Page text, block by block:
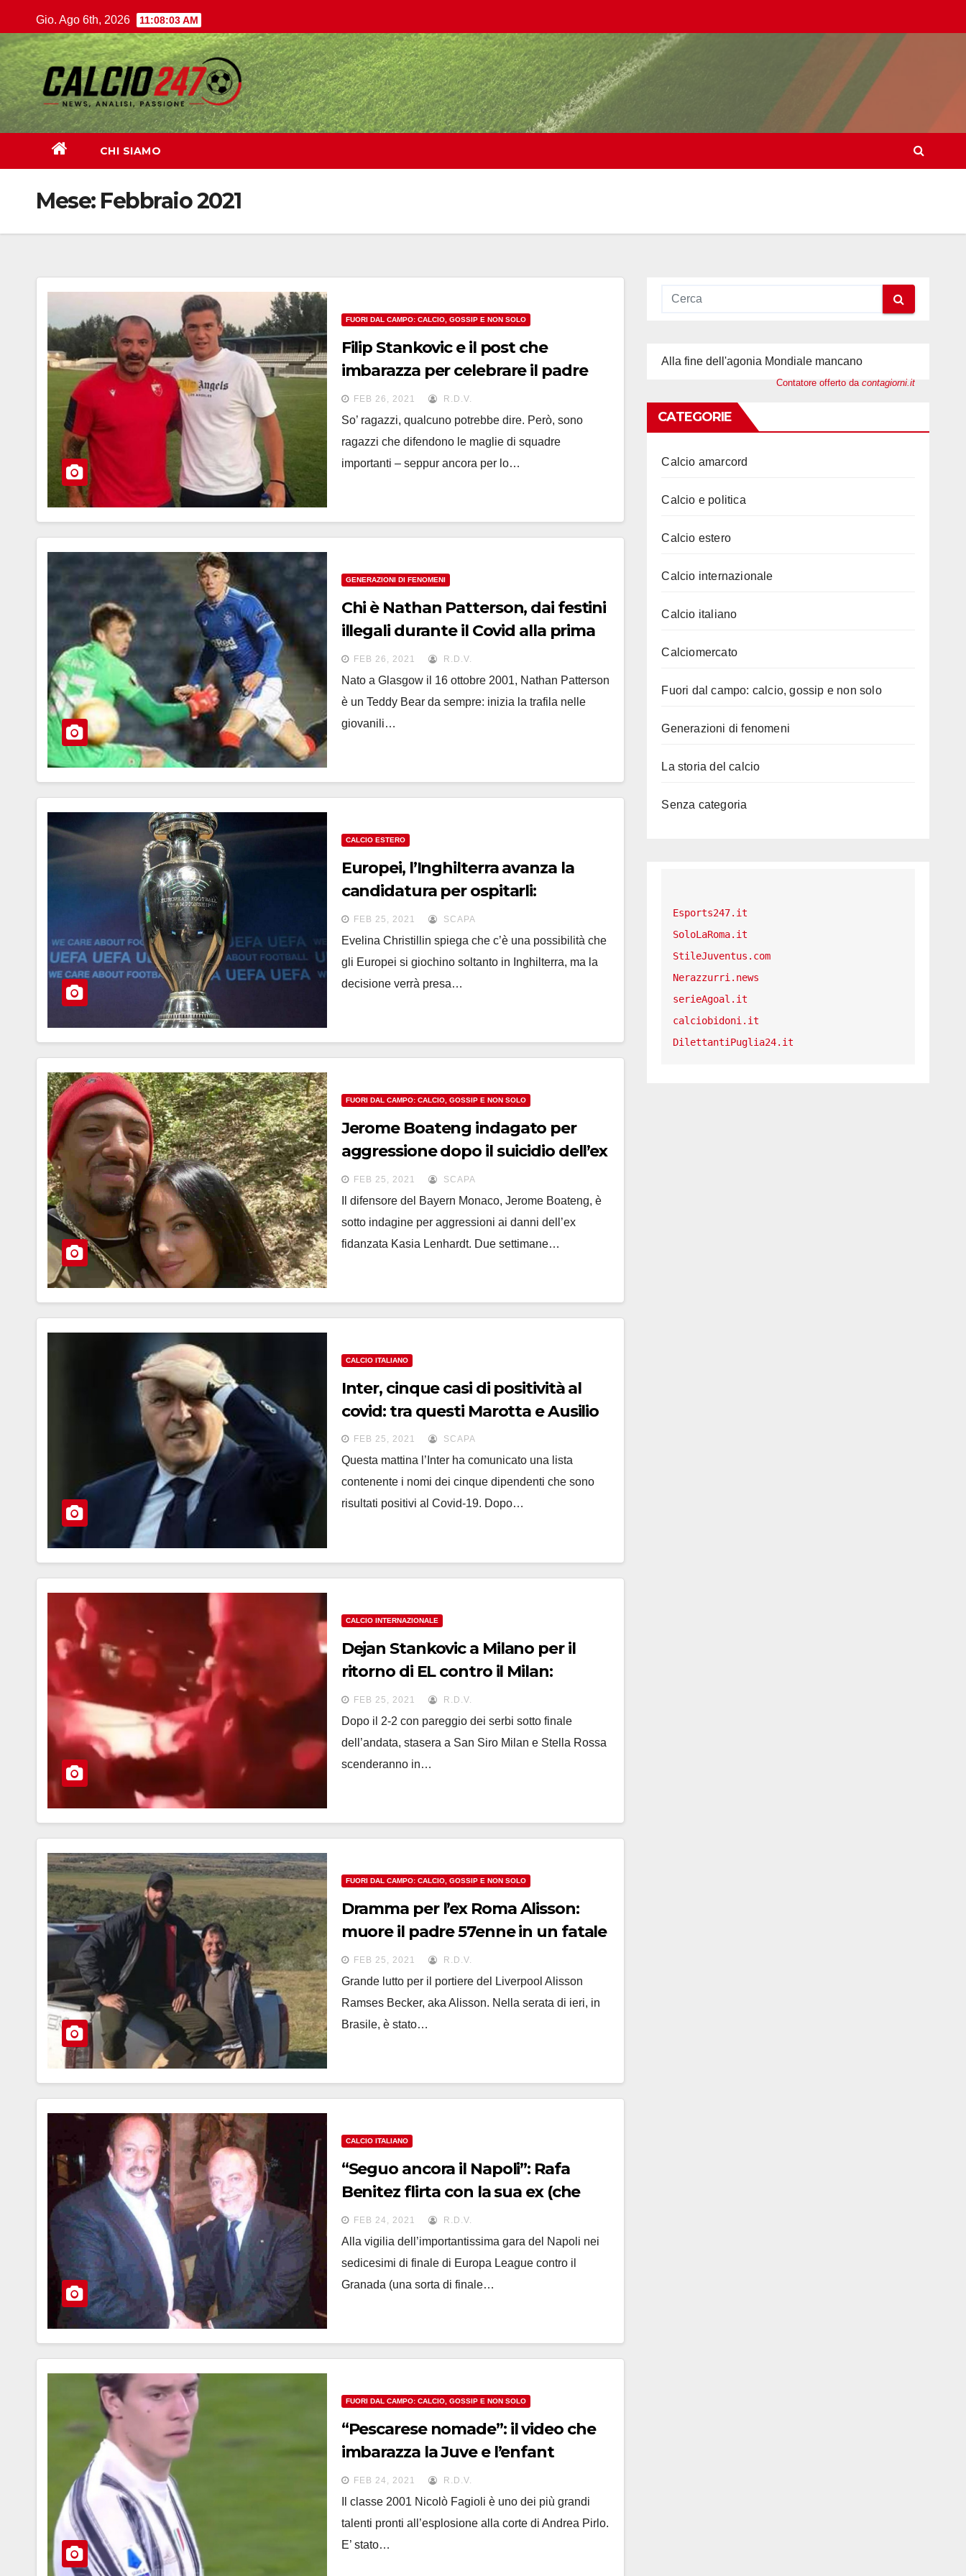
al
contenuto
Gio. Ago 6th, 2026 11:08:04 AM
CHI SIAMO
Mese: Febbraio 2021
FUORI DAL CAMPO: CALCIO, GOSSIP E NON SOLO
Filip Stankovic e il post che
imbarazza per celebrare il padre
Dejan: #milanme**a
FEB 26, 2021 R.D.V.
So’ ragazzi, qualcuno potrebbe dire. Però, sono
ragazzi che difendono le maglie di squadre
importanti – seppur ancora per lo…
GENERAZIONI DI FENOMENI
Chi è Nathan Patterson, dai festini
illegali durante il Covid alla prima
marcatura in Europa League
FEB 26, 2021 R.D.V.
Nato a Glasgow il 16 ottobre 2001, Nathan Patterson
è un Teddy Bear da sempre: inizia la trafila nelle
giovanili…
CALCIO ESTERO
Europei, l’Inghilterra avanza la
candidatura per ospitarli:
“Un’ipotesi”
FEB 25, 2021 SCAPA
Evelina Christillin spiega che c’è una possibilità che
gli Europei si giochino soltanto in Inghilterra, ma la
decisione verrà presa…
FUORI DAL CAMPO: CALCIO, GOSSIP E NON SOLO
Jerome Boateng indagato per
aggressione dopo il suicidio dell’ex
fidanzata
FEB 25, 2021 SCAPA
Il difensore del Bayern Monaco, Jerome Boateng, è
sotto indagine per aggressioni ai danni dell’ex
fidanzata Kasia Lenhardt. Due settimane…
CALCIO ITALIANO
Inter, cinque casi di positività al
covid: tra questi Marotta e Ausilio
FEB 25, 2021 SCAPA
Questa mattina l’Inter ha comunicato una lista
contenente i nomi dei cinque dipendenti che sono
risultati positivi al Covid-19. Dopo…
CALCIO INTERNAZIONALE
Dejan Stankovic a Milano per il
ritorno di EL contro il Milan:
l’accoglienza dei tifosi dell’Inter
FEB 25, 2021 R.D.V.
Dopo il 2-2 con pareggio dei serbi sotto finale
dell’andata, stasera a San Siro Milan e Stella Rossa
scenderanno in…
FUORI DAL CAMPO: CALCIO, GOSSIP E NON SOLO
Dramma per l’ex Roma Alisson:
muore il padre 57enne in un fatale
incidente
FEB 25, 2021 R.D.V.
Grande lutto per il portiere del Liverpool Alisson
Ramses Becker, aka Alisson. Nella serata di ieri, in
Brasile, è stato…
CALCIO ITALIANO
“Seguo ancora il Napoli”: Rafa
Benitez flirta con la sua ex (che
pensa a lui per il post Gattuso?)
FEB 24, 2021 R.D.V.
Alla vigilia dell’importantissima gara del Napoli nei
sedicesimi di finale di Europa League contro il
Granada (una sorta di finale…
FUORI DAL CAMPO: CALCIO, GOSSIP E NON SOLO
“Pescarese nomade”: il video che
imbarazza la Juve e l’enfant
prodige Nicolò Fagioli
FEB 24, 2021 R.D.V.
Il classe 2001 Nicolò Fagioli è uno dei più grandi
talenti pronti all’esplosione alla corte di Andrea Pirlo.
E’ stato…
Alla fine dell'agonia Mondiale mancano
Contatore offerto da contagiorni.it
CATEGORIE
Calcio amarcord
Calcio e politica
Calcio estero
Calcio internazionale
Calcio italiano
Calciomercato
Fuori dal campo: calcio, gossip e non solo
Generazioni di fenomeni
La storia del calcio
Senza categoria
Esports247.it
SoloLaRoma.it
StileJuventus.com
Nerazzurri.news
serieAgoal.it
calciobidoni.it
DilettantiPuglia24.it